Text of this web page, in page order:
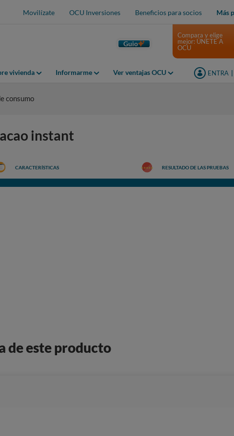
Movilízate OCU Inversiones Beneficios para socios Más
Guio
vivienda Informarme Ver ventajas OCU ENTRA
Compara y elige
mejor: ÚNETE A
OCU
consumo
instant
CARACTERÍSTICAS RESULTADO DE LAS PRUEBAS
de este producto